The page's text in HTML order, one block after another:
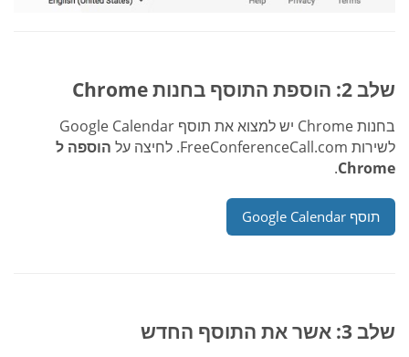
שלב 2: הוספת התוסף בחנות Chrome
בחנות Chrome יש למצוא את תוסף Google Calendar
לשירות FreeConferenceCall.com. לחיצה על
הוספה ל
Chrome
.
תוסף Google Calendar
שלב 3: אשר את התוסף החדש